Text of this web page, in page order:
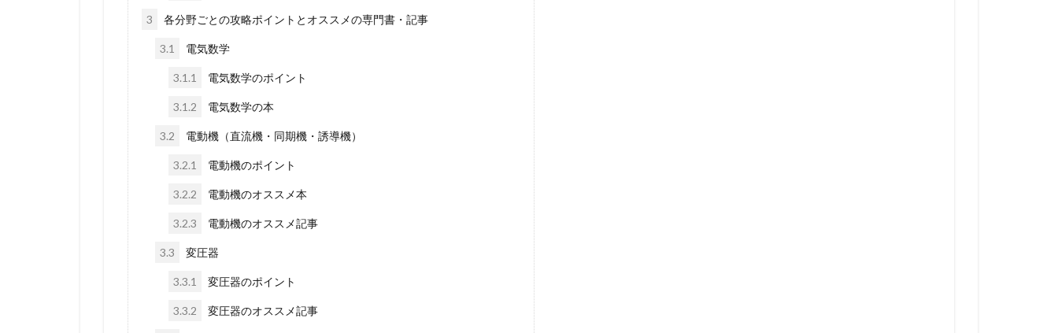
3 各分野ごとの攻略ポイントとオススメの専門書・記事
3.1 電気数学
3.1.1 電気数学のポイント
3.1.2 電気数学の本
3.2 電動機（直流機・同期機・誘導機）
3.2.1 電動機のポイント
3.2.2 電動機のオススメ本
3.2.3 電動機のオススメ記事
3.3 変圧器
3.3.1 変圧器のポイント
3.3.2 変圧器のオススメ記事